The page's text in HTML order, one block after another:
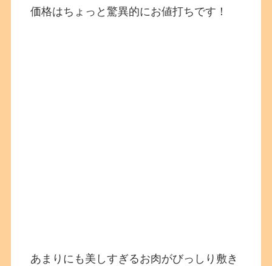
価格はちょっと驚異的にお値打ちです！
あまりにも美しすぎるお肉がびっしり敷き